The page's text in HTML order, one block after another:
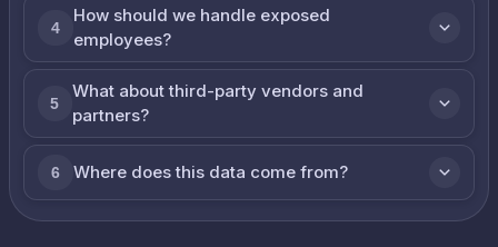
4
How should we handle exposed
employees?
5
What about third-party vendors and
partners?
6 Where does this data come from?